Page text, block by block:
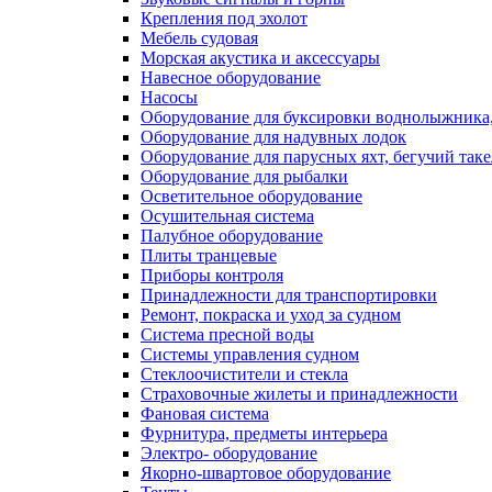
Крепления под эхолот
Мебель судовая
Морская акустика и аксессуары
Навесное оборудование
Насосы
Оборудование для буксировки
Оборудование для надувных лодок
Оборудование для парусных яхт, бегучий
Оборудование для рыбалки
Осветительное оборудование
Осушительная система
Палубное оборудование
Плиты транцевые
Приборы контроля
Принадлежности для транспортировки
Ремонт, покраска и уход за судном
Система пресной воды
Системы управления судном
Стеклоочистители и стекла
Страховочные жилеты и принадлежности
Фановая система
Фурнитура, предметы интерьера
Электро- оборудование
Якорно-швартовое оборудование